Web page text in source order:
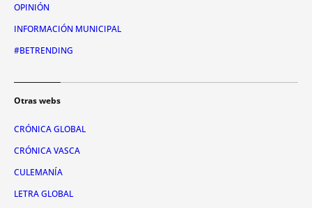
OPINIÓN
INFORMACIÓN MUNICIPAL
#BETRENDING
Otras webs
CRÓNICA GLOBAL
CRÓNICA VASCA
CULEMANÍA
LETRA GLOBAL